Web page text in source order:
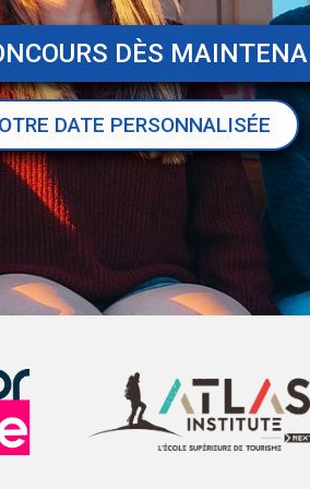
DÈS
DATE PERSONNALISÉE